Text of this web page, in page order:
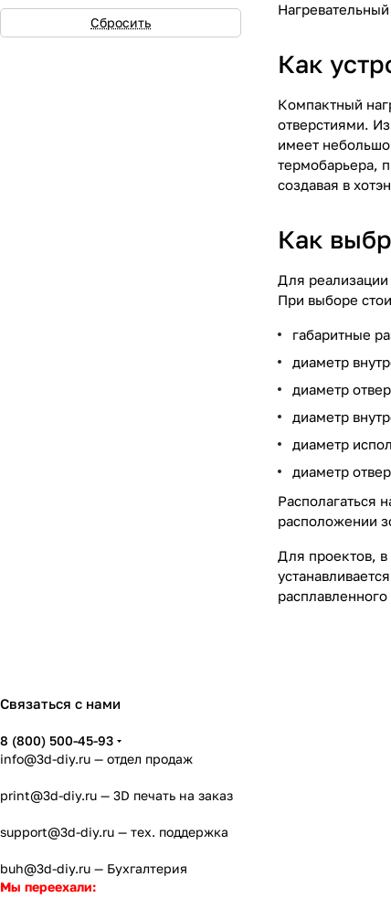
Как
Компактный
отверстиями.
имеет
термобарьера,
создавая в
Как
Для реализации
При выборе
габаритные
диаметр
диаметр
диаметр
диаметр
диаметр
Располагаться
расположении
Для проектов, в
расплавленного
Сбросить
Связаться с нами
8 (800) 500-45-93
info@3d-diy.ru — отдел продаж
print@3d-diy.ru — 3D печать на заказ
support@3d-diy.ru — тех. поддержка
buh@3d-diy.ru — Бухгалтерия
Мы переехали: